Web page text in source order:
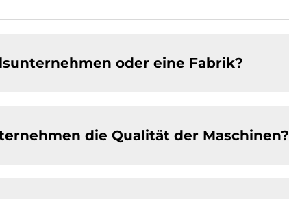
oder eine Fabrik?
die Qualität der Maschinen?